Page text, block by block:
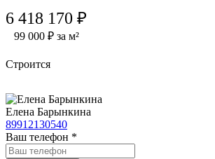
6 418 170 ₽
99 000 ₽ за м²
Строится
Елена Барынкина
89912130540
Ваш телефон *